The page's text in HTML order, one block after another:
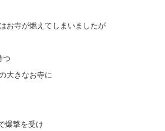
お寺が燃えてしまいましたが
つ
大きなお寺に
爆撃を受け